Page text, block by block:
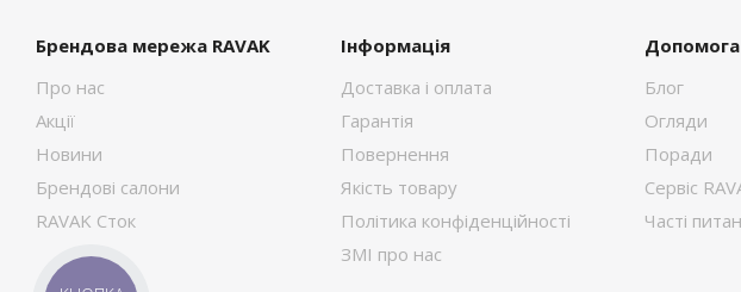
Брендова мережа RAVAK
Про нас
Акції
Новини
Брендові салони
RAVAK Сток
Інформація
Доставка і оплата
Гарантія
Повернення
Якість товару
Політика конфіденційності
ЗМІ про нас
Допомога
Блог
Огляди
Поради
Сервіс
Часті